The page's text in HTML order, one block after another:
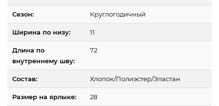
Сезон: Круглогодичный
Ширина по низу: 11
Длина по
внутреннему шву:
72
Состав: Хлопок/Полиэстер/Эластан
Размер на ярлыке: 28